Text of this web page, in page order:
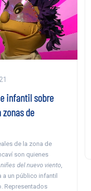
infantil sobre
de
de la zona de
son quienes
del nuevo viento,
un público infantil
Representados